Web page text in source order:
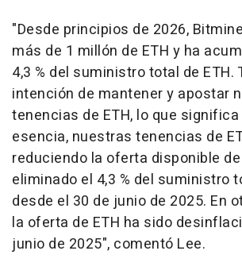
"Desde principios de 2026,
más de 1 millón de ETH y ha
4,3 % del suministro total de ETH.
intención de mantener y apostar
tenencias de ETH, lo que significa
esencia, nuestras tenencias de
reduciendo la oferta disponible de
eliminado el 4,3 % del suministro
desde el 30 de junio de 2025. En
la oferta de ETH ha sido
junio de 2025", comentó Lee.